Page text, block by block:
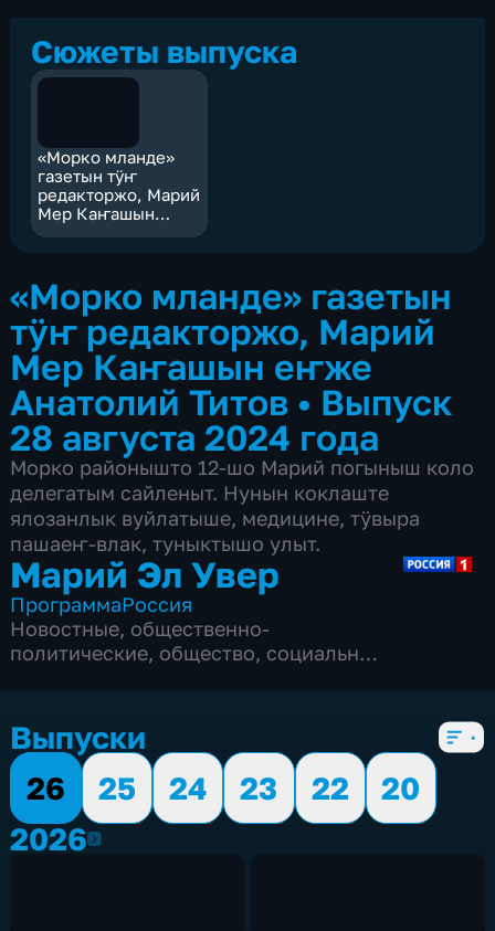
Сюжеты выпуска
«Морко мланде»
газетын тӱҥ
редакторжо, Марий
Мер Каҥашын
еҥже Анатолий
«Морко мланде» газетын
тӱҥ редакторжо, Марий
Мер Каҥашын еҥже
Анатолий Титов • Выпуск
28 августа 2024 года
Морко районышто 12-шо Марий погыныш коло
делегатым сайленыт. Нунын коклаште
ялозанлык вуйлатыше, медицине, тӱвыра
пашаеҥ-влак, туныктышо улыт.
Марий Эл Увер
ПрограммаРоссия
Новостные, общественно-
политические, общество, социально-
Выпуски
26
25 24 23 22
20
20262026